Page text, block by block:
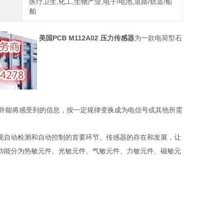
舶
美国PCB M112A02 压力传感器为一款电荷型石
将感受到的信息，按一定规律变换成为电信号或其他所需
动检测和自动控制的首要环节。传感器的存在和发展，让
分为热敏元件、光敏元件、气敏元件、力敏元件、磁敏元